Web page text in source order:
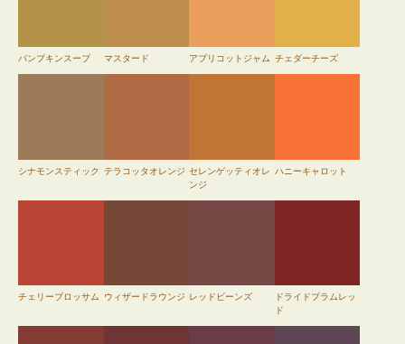
パンプキンスープ マスタード アプリコットジャム チェダーチーズ
シナモンスティック テラコッタオレンジ セレンゲッティオレ
ンジ
ハニーキャロット
チェリーブロッサム ウィザードラウンジ レッドビーンズ
ドライドプラムレッ
ド